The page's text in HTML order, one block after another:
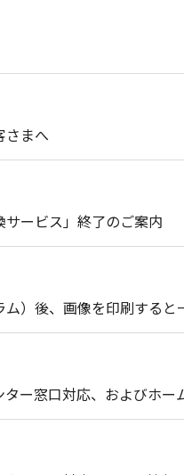
さまへ
ービス」終了のご案内
）後、画像を印刷する
ー窓口対応、およびホ